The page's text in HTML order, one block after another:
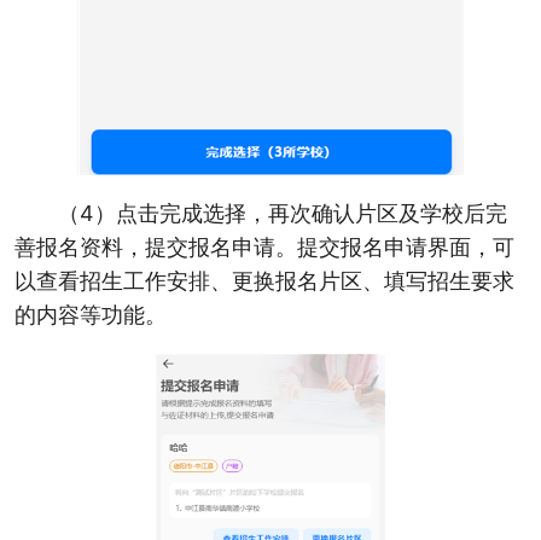
（4）点击完成选择，再次确认片区及学校后完
善报名资料，提交报名申请。提交报名申请界面，可
以查看招生工作安排、更换报名片区、填写招生要求
的内容等功能。